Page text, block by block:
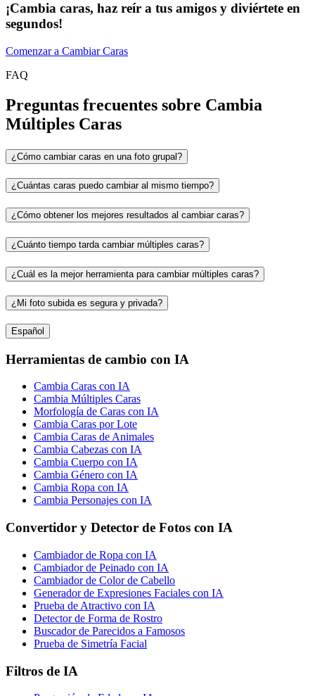
¡Cambia caras, haz reír a tus amigos y diviértete en
segundos!
Comenzar a Cambiar Caras
FAQ
Preguntas frecuentes sobre Cambia
Múltiples Caras
¿Cómo cambiar caras en una foto grupal?
¿Cuántas caras puedo cambiar al mismo tiempo?
¿Cómo obtener los mejores resultados al cambiar caras?
¿Cuánto tiempo tarda cambiar múltiples caras?
¿Cuál es la mejor herramienta para cambiar múltiples caras?
¿Mi foto subida es segura y privada?
Español
Herramientas de cambio con IA
Cambia Caras con IA
Cambia Múltiples Caras
Morfología de Caras con IA
Cambia Caras por Lote
Cambia Caras de Animales
Cambia Cabezas con IA
Cambia Cuerpo con IA
Cambia Género con IA
Cambia Ropa con IA
Cambia Personajes con IA
Convertidor y Detector de Fotos con IA
Cambiador de Ropa con IA
Cambiador de Peinado con IA
Cambiador de Color de Cabello
Generador de Expresiones Faciales con IA
Prueba de Atractivo con IA
Detector de Forma de Rostro
Buscador de Parecidos a Famosos
Prueba de Simetría Facial
Filtros de IA